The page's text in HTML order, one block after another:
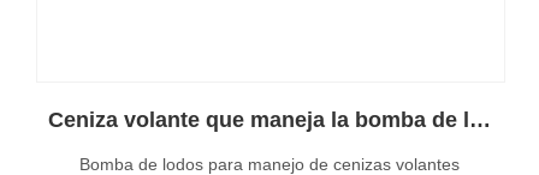
Ceniza volante que maneja la bomba de lodos exportador-Muyuan
Bomba de lodos para manejo de cenizas volantes